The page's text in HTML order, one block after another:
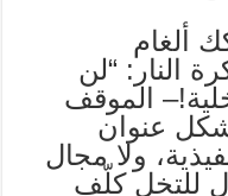
ألغام
النار: “لن
الموقف
عنوان
ولا مجال
للتخل كلّف